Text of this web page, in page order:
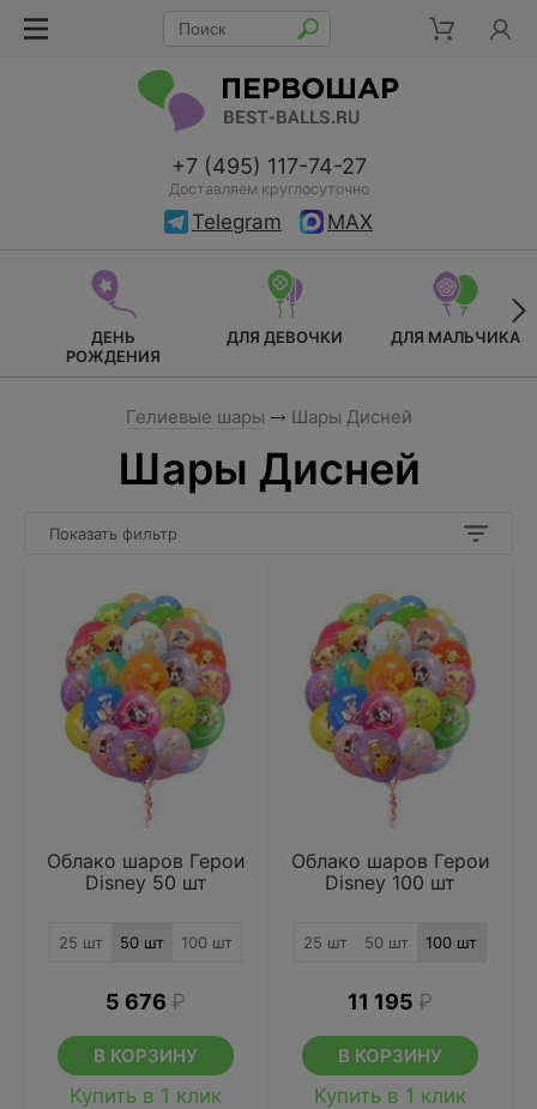
+7 (495) 117-74-27
Доставляем круглосуточно
Telegram MAX
ДЕНЬ
РОЖДЕНИЯ
ДЛЯ ДЕВОЧКИ ДЛЯ МАЛЬЧИКА
Гелиевые шары Шары Дисней
Шары Дисней
Показать фильтр
Облако шаров Герои
Disney 50 шт
25 шт 50 шт 100 шт
5 676 ₽
В КОРЗИНУ
Купить в 1 клик
Облако шаров Герои
Disney 100 шт
25 шт 50 шт 100 шт
11 195 ₽
В КОРЗИНУ
Купить в 1 клик